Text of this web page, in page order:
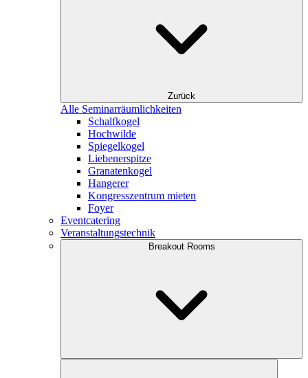
Zurück
Alle Seminarräumlichkeiten
Schalfkogel
Hochwilde
Spiegelkogel
Liebenerspitze
Granatenkogel
Hangerer
Kongresszentrum mieten
Foyer
Eventcatering
Veranstaltungstechnik
Breakout Rooms